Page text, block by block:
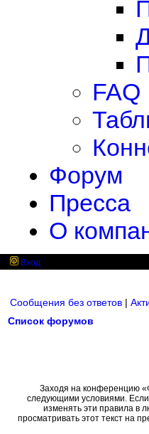
FAQ
Форум
Пресса
О
Вход
Сообщения без ответов |
Список форумов
Заходя на конференцию
следующими условиями.
изменять эти правила в
просматривать этот текст на